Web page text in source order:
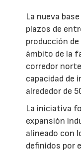
La nueva
plazos de
producción
ámbito de la
corredor
capacidad de
alrededor de
La iniciativa
expansión
alineado con
definidos por